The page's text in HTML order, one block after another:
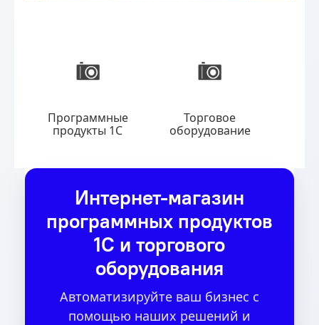
Программные
продукты 1С
Торговое
оборудование
Интернет-магазин
программных продуктов
1С и торгового
оборудования
Автоматизируйте ваш бизнес с
помощью наших решений и